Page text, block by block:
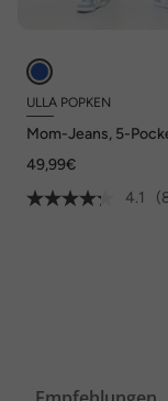
ULLA POPKEN
Mom-Jeans, 5-
49,99€
4.1